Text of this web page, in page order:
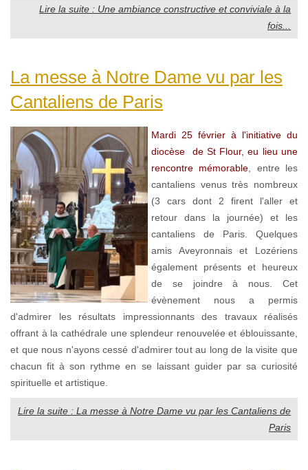
Lire la suite : Une ambiance constructive et conviviale à la
fois...
La messe à Notre Dame vu par les
Cantaliens de Paris
Mardi 25 février à l'initiative du
diocèse de St Flour, eu lieu une
rencontre mémorable , entre les
cantaliens venus très nombreux
(3 cars dont 2 firent l'aller et
retour dans la journée) et les
cantaliens de Paris. Quelques
amis Aveyronnais et Lozériens
également présents et heureux
de se joindre à nous. Cet
évènement nous a permis
d'admirer les résultats impressionnants des travaux réalisés
offrant à la cathédrale une splendeur renouvelée et éblouissante,
et que nous n'ayons cessé d'admirer tout au long de la visite que
chacun fit à son rythme en se laissant guider par sa curiosité
spirituelle et artistique.
Lire la suite : La messe à Notre Dame vu par les Cantaliens de
Paris